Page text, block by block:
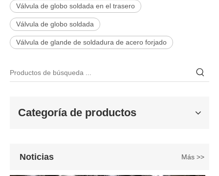
Válvula de globo soldada en el trasero
Válvula de globo soldada
Válvula de glande de soldadura de acero forjado
Categoría de productos
Noticias Más >>
2026-06-25
Válvula de compuerta de bronce, níquel y aluminio C95800: diseño técnico, rendimiento y aplicaciones industriales